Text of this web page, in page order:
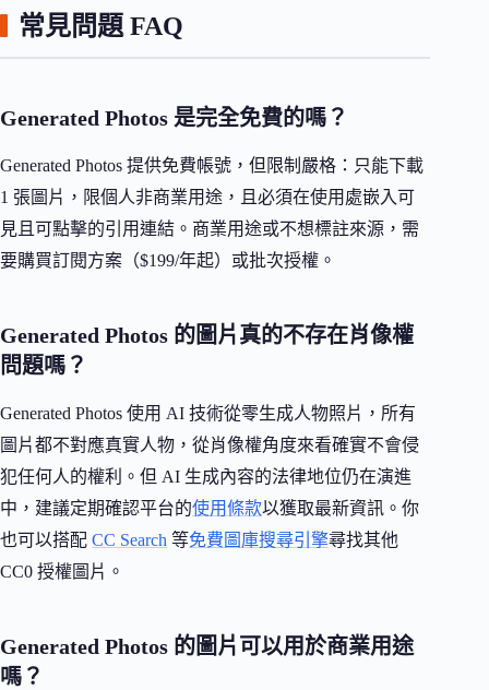
常見問題 FAQ
Generated Photos 是完全免費的嗎？
Generated Photos 提供免費帳號，但限制嚴格：只能下載
1 張圖片，限個人非商業用途，且必須在使用處嵌入可
見且可點擊的引用連結。商業用途或不想標註來源，需
要購買訂閱方案（$199/年起）或批次授權。
Generated Photos 的圖片真的不存在肖像權
問題嗎？
Generated Photos 使用 AI 技術從零生成人物照片，所有
圖片都不對應真實人物，從肖像權角度來看確實不會侵
犯任何人的權利。但 AI 生成內容的法律地位仍在演進
中，建議定期確認平台的使用條款以獲取最新資訊。你
也可以搭配 CC Search 等免費圖庫搜尋引擎尋找其他
CC0 授權圖片。
Generated Photos 的圖片可以用於商業用途
嗎？